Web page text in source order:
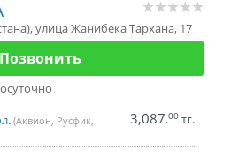
,улица Жанибека Тархана, 17
Позвонить
(Аквион, Русфик,
3,087.00 тг.